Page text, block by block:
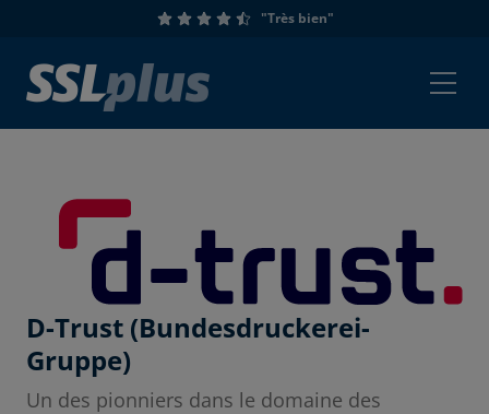
"Très bien"
D-Trust (Bundesdruckerei-
Gruppe)
Un des pionniers dans le domaine des